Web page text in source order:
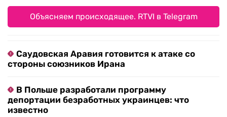
Объясняем происходящее. RTVI в Telegram
Саудовская Аравия готовится к атаке со
стороны союзников Ирана
В Польше разработали программу
депортации безработных украинцев: что
известно